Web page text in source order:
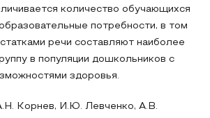
количество обучающихся
потребности, в том
речи составляют наиболее
в популяции дошкольников с
здоровья.
Корнев, И.Ю. Левченко, А.В.